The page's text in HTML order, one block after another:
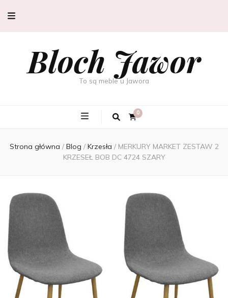
Bloch Jawor
To są meble u Jawora
0
Strona główna / Blog / Krzesła / MERKURY MARKET ZESTAW 2
KRZESEŁ BOB DC 4724 SZARY